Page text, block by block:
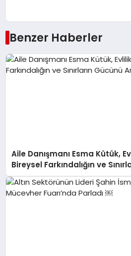
Benzer Haberler
Aile Danışmanı Esma Kütük,
Bireysel Farkındalığın ve
Anlatıyor